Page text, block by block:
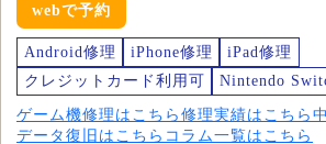
webで予約
Android修理 iPhone修理
iPad修理
クレジットカード利用可
Nintendo
ゲーム機修理はこちら 修理実績はこちら
データ復旧はこちら コラム一覧はこちら